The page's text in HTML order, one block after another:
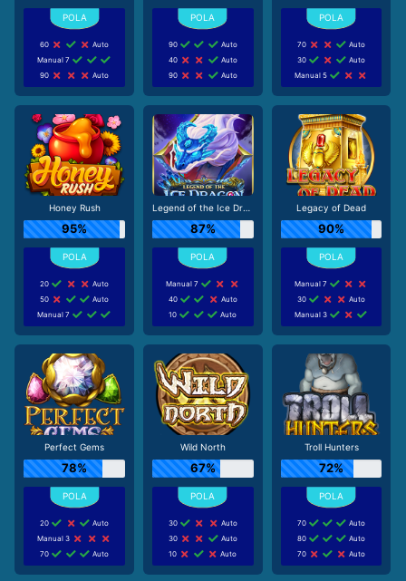
60
Auto
Manual 7
90
Auto
90
Auto
40
Auto
90
Auto
70
Auto
30
Auto
Manual 5
Honey Rush
95%
20
Auto
50
Auto
Manual 7
Legend of the Ice Dragon
87%
Manual 7
40
Auto
10
Auto
Legacy of Dead
90%
Manual 7
30
Auto
Manual 3
Perfect Gems
78%
20
Auto
Manual 3
70
Auto
Wild North
67%
30
Auto
30
Auto
10
Auto
Troll Hunters
72%
70
Auto
80
Auto
70
Auto